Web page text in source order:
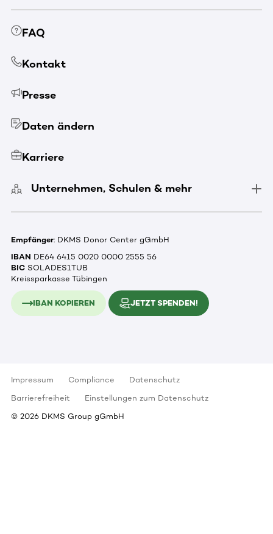
FAQ
Kontakt
Presse
Daten ändern
Karriere
Unternehmen, Schulen & mehr
Empfänger: DKMS Donor Center gGmbH
IBAN DE64 6415 0020 0000 2555 56
BIC SOLADES1TUB
Kreissparkasse Tübingen
IBAN KOPIEREN JETZT SPENDEN!
Impressum Compliance
Datenschutz
Barrierefreiheit
Einstellungen zum Datenschutz
© 2026 DKMS Group gGmbH